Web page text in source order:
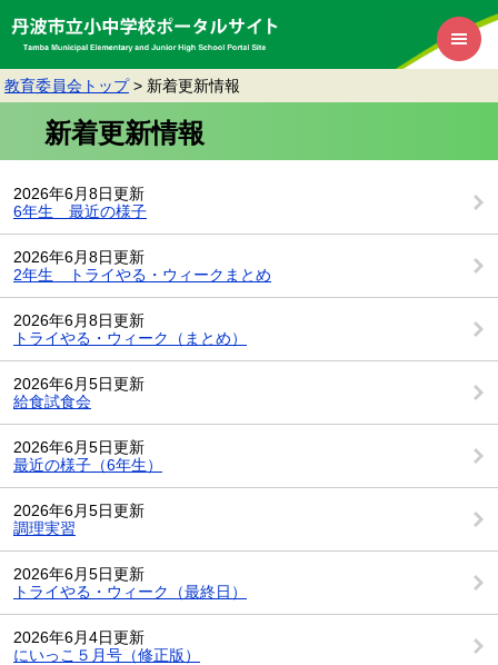
教育委員会トップ > 新着更新情報
新着更新情報
2026年6月8日更新
6年生 最近の様子
2026年6月8日更新
2年生 トライやる・ウィークまとめ
2026年6月8日更新
トライやる・ウィーク（まとめ）
2026年6月5日更新
給食試食会
2026年6月5日更新
最近の様子（6年生）
2026年6月5日更新
調理実習
2026年6月5日更新
トライやる・ウィーク（最終日）
2026年6月4日更新
にいっこ５月号（修正版）